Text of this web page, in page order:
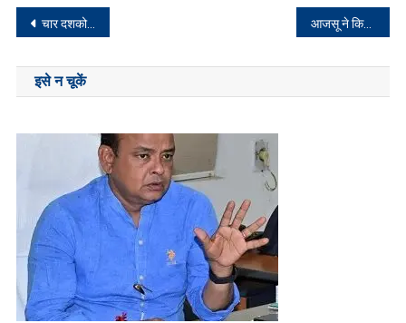
Post
navigation
चार दशको में लड़ाई के बाद झारखंड प्राप्त हुआ और इसकी लड़ाई जेएमएम ने लड़ी : सुप्रियों आजसू ने किया प्रभारियों की नाम की घोषणा
इसे न चूकें